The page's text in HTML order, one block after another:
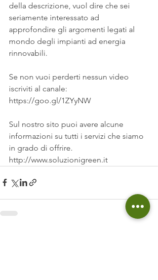
della descrizione, vuol dire che sei
seriamente interessato ad
approfondire gli argomenti legati al
mondo degli impianti ad energia
rinnovabili.
Se non vuoi perderti nessun video
iscriviti al canale:
https://goo.gl/1ZYyNW
Sul nostro sito puoi avere alcune
informazioni su tutti i servizi che siamo
in grado di offrire.
http://www.soluzionigreen.it